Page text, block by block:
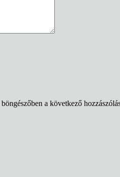
a következő